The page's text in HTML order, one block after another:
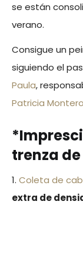
se están
verano.
Consigue un
siguiendo el
Paula,
Patricia Montero
trenza
1. Coleta de
extra de